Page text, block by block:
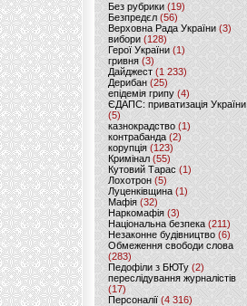
Без рубрики (19)
Безпредєл(56)
Верховна Рада України (3)
вибори(128)
Герої України(1)
гривня (3)
Дайджест (1 233)
Дерибан (25)
епідемія грипу (4)
ЄДАПС: приватизація України
(5)
казнокрадство (1)
контрабанда (2)
корупція (123)
Кримінал (55)
Кутовий Тарас (1)
Лохотрон(5)
Луценківщина (1)
Мафія (32)
Наркомафія (3)
Національна безпека (211)
Незаконне будівництво(6)
Обмеження свободи слова
(283)
Педофіли з БЮТу (2)
переслідування журналістів
(17)
Персоналії (4 316)